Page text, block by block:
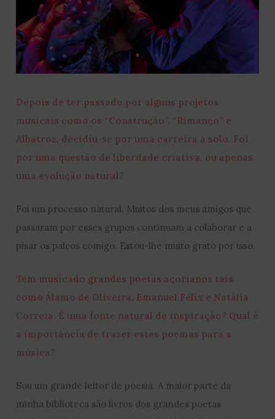
Depois de ter passado por alguns projetos
musicais como os “Construção”, “Rimanço” e
Albatroz, decidiu-se por uma carreira a solo. Foi
por uma questão de liberdade criativa, ou apenas
uma evolução natural?
Foi um processo natural. Muitos dos meus amigos que
passaram por esses grupos continuam a colaborar e a
pisar os palcos comigo. Estou-lhe muito grato por isso.
Tem musicado grandes poetas açorianos tais
como Álamo de Oliveira, Emanuel Félix e Natália
Correia. É uma fonte natural de inspiração? Qual é
a importância de trazer estes poemas para a
música?
Sou um grande leitor de poesia. A maior parte da
minha biblioteca são livros dos grandes poetas